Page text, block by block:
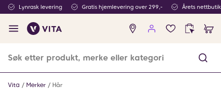
Lynrask levering Gratis hjemlevering over 299,- Årets
Ingen
produkter
Vita Merker Hår